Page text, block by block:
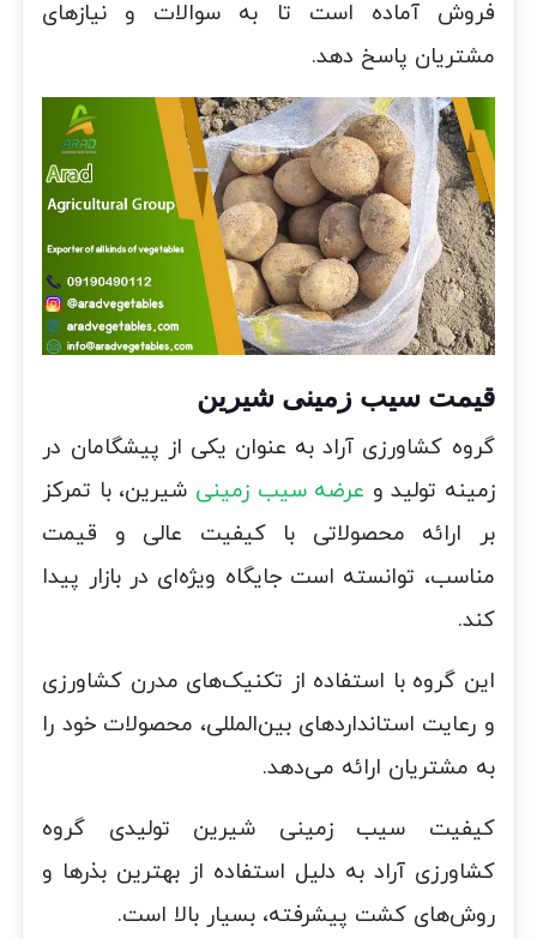
فروش آماده است تا به سوالات و نیازهای
مشتریان پاسخ دهد.
قیمت سیب زمینی شیرین
گروه کشاورزی آراد به عنوان یکی از پیشگامان در
زمینه تولید و عرضه سیب زمینی شیرین، با تمرکز
بر ارائه محصولاتی با کیفیت عالی و قیمت
مناسب، توانسته است جایگاه ویژه‌ای در بازار پیدا
کند.
این گروه با استفاده از تکنیک‌های مدرن کشاورزی
و رعایت استانداردهای بین‌المللی، محصولات خود را
به مشتریان ارائه می‌دهد.
کیفیت سیب زمینی شیرین تولیدی گروه
کشاورزی آراد به دلیل استفاده از بهترین بذرها و
روش‌های کشت پیشرفته، بسیار بالا است.